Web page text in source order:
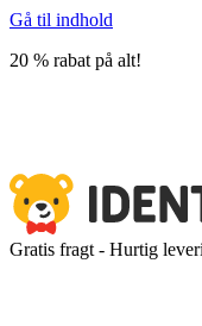
Gå til indhold
20 % rabat på alt!
Gratis fragt - Hurtig